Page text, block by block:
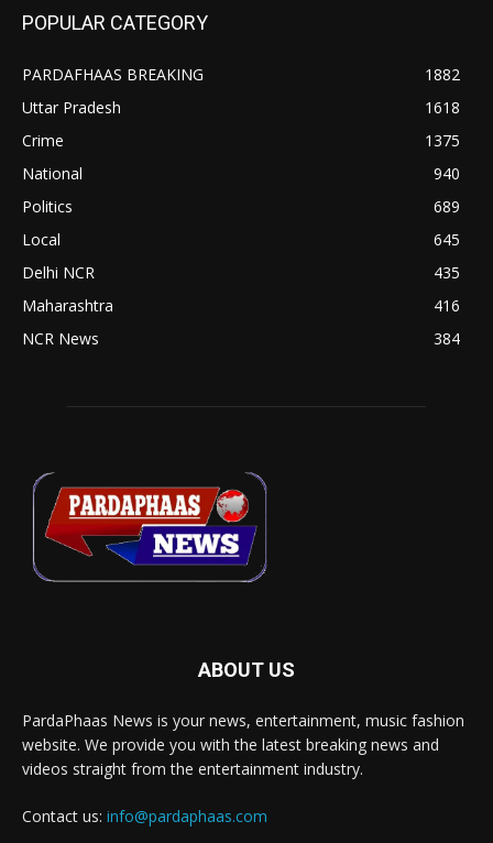
POPULAR CATEGORY
PARDAFHAAS BREAKING
1882
Uttar Pradesh
1618
Crime
1375
National
940
Politics
689
Local
645
Delhi NCR
435
Maharashtra
416
NCR News
384
ABOUT US
PardaPhaas News is your news, entertainment, music fashion
website. We provide you with the latest breaking news and
videos straight from the entertainment industry.
Contact us: info@pardaphaas.com